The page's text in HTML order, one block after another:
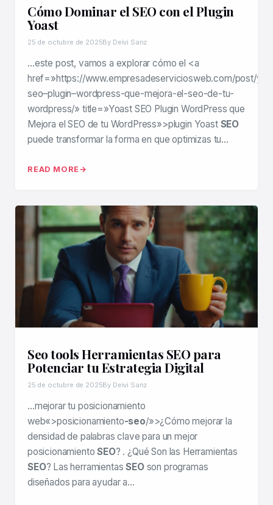
Cómo Dominar el SEO con el Plugin
Yoast
25 de octubre de 2025By Deivi Sanz
…este post, vamos a explorar cómo el <a
href=»https://www.empresadeserviciosweb.com/post/
seo–plugin–wordpress-que-mejora-el-seo-de-tu-
wordpress/» title=»Yoast SEO Plugin WordPress que
Mejora el SEO de tu WordPress»>plugin Yoast SEO
puede transformar la forma en que optimizas tu…
READ MORE
Seo tools Herramientas SEO para
Potenciar tu Estrategia Digital
25 de octubre de 2025By Deivi Sanz
…mejorar tu posicionamiento
web«>posicionamiento-seo/»>¿Cómo mejorar la
densidad de palabras clave para un mejor
posicionamientoSEO? . ¿Qué Son las Herramientas
SEO? Las herramientasSEOson programas
diseñados para ayudar a…